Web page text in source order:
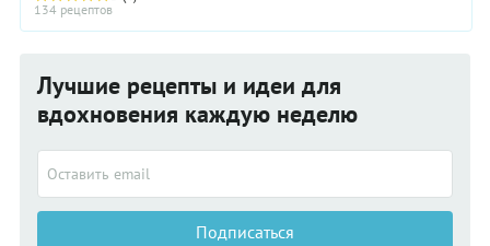
134 рецептов
Лучшие рецепты и идеи для
вдохновения каждую неделю
Подписаться